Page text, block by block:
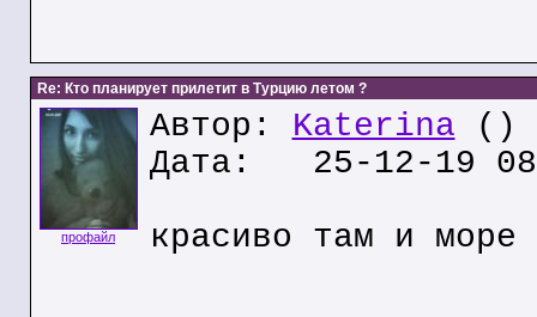
Re: Кто планирует прилетит в Турцию летом ?
профайл
Автор: Katerina ()
Дата: 25-12-19
красиво там и